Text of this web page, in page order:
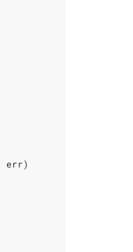
err)